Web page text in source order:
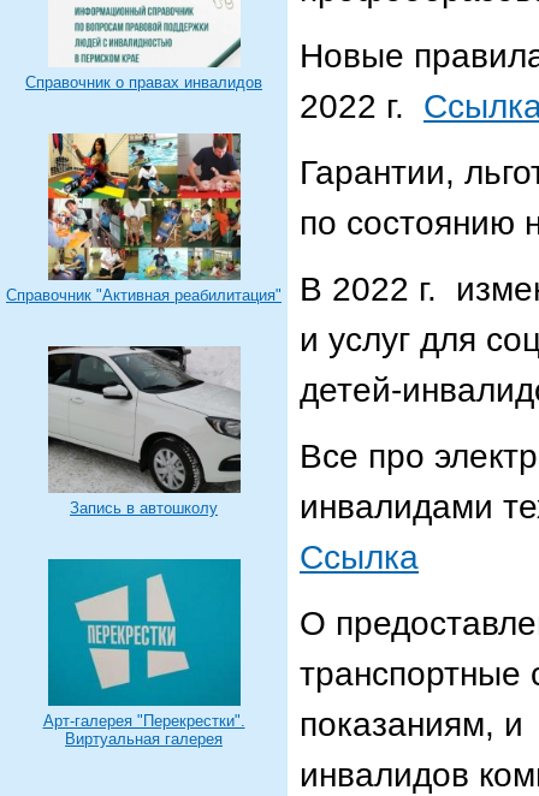
Справочник о правах инвалидов
Справочник "Активная реабилитация"
Запись в автошколу
Арт-галерея "Перекрестки".
Виртуальная галерея
Новые
2022 г.
Гарантии,
по состоянию
В 2022 г.
и услуг для
детей-
Все про
инвалидами
Ссылка
О
транспортные
показаниям,
инвалидов